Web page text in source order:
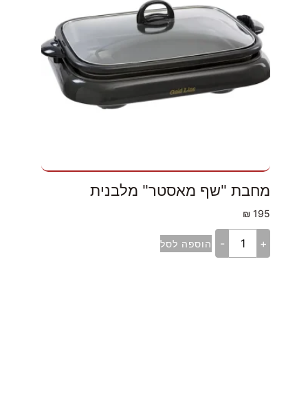
מחבת "שף מאסטר" מלבנית
195
₪
+
- הוספה לסל